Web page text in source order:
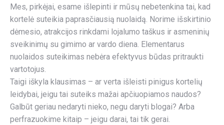
Mes, pirkėjai, esame išlepinti ir mūsų nebetenkina tai, kad
kortelė suteikia paprasčiausią nuolaidą. Norime išskirtinio
dėmesio, atrakcijos rinkdami lojalumo taškus ir asmeninių
sveikinimų su gimimo ar vardo diena. Elementarus
nuolaidos suteikimas nebėra efektyvus būdas pritraukti
vartotojus.
Taigi iškyla klausimas – ar verta išleisti pinigus kortelių
leidybai, jeigu tai suteiks mažai apčiuopiamos naudos?
Galbūt geriau nedaryti nieko, negu daryti blogai? Arba
perfrazuokime kitaip – jeigu darai, tai tik gerai.